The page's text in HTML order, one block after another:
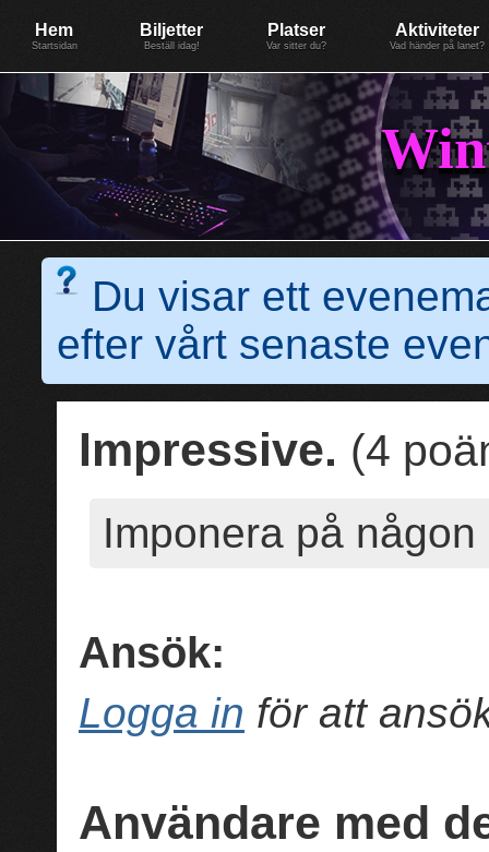
Hem
Startsidan
Biljetter
Beställ idag!
Platser
Var sitter du?
Aktiviteter
Vad händer på lanet?
Du visar ett
efter vårt senaste
Impressive. (4
Imponera på någon
Ansök:
Logga in för att
Användare med